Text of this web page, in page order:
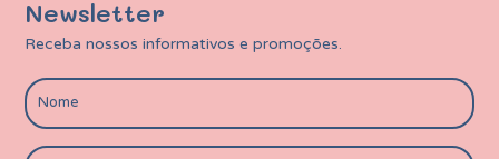
Newsletter
Receba nossos informativos e promoções.